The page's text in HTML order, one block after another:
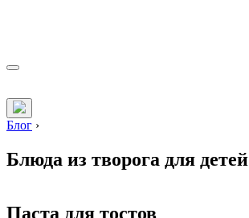
Блог ›
Блюда из творога для детей
Паста для тостов